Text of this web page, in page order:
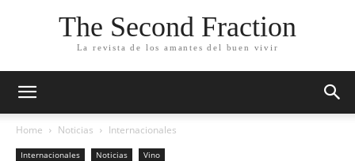
The Second Fraction
La revista de los amantes del buen vivir
Home Noticias Internacionales
Internacionales Noticias Vino